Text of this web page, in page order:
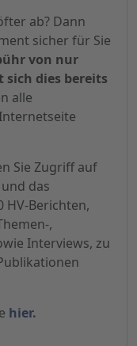
ab? Dann
sicher für Sie
von nur
sich dies bereits
alle
Sie Zugriff auf
das
HV-Berichten,
,
Interviews, zu
hier.